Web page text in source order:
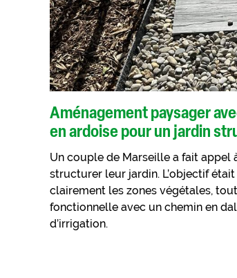
Aménagement paysager
en ardoise pour un jardin
Un couple de Marseille a fait appel
structurer leur jardin. L’objectif
clairement les zones végétales,
fonctionnelle avec un chemin en
d’irrigation.